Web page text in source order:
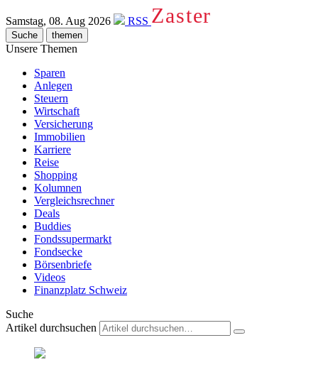
Samstag, 08. Aug 2026 RSS Zaster
Suche themen
Unsere Themen
Sparen
Anlegen
Steuern
Wirtschaft
Versicherung
Immobilien
Karriere
Reise
Shopping
Kolumnen
Vergleichsrechner
Deals
Buddies
Fondssupermarkt
Fondsecke
Börsenbriefe
Videos
Finanzplatz Schweiz
Suche
Artikel durchsuchen